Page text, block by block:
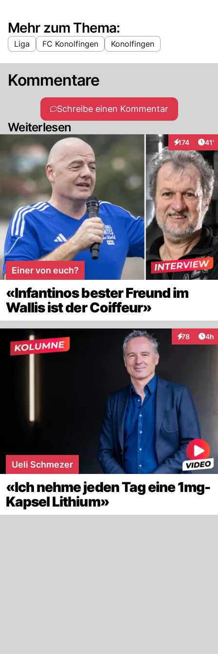
Mehr zum Thema:
Liga FC Konolfingen Konolfingen
Kommentare
Schreibe einen Kommentar
Weiterlesen
174
Interaktionen
41'
Einer von euch?
«Infantinos bester Freund im
Wallis ist der Coiffeur»
78
Interaktionen
4h
Ueli Schmezer
«Ich nehme jeden Tag eine 1mg-
Kapsel Lithium»